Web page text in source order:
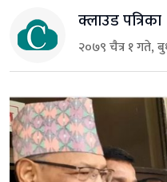
क्लाउड पत्रिका
२०७९ चैत्र १ गते,